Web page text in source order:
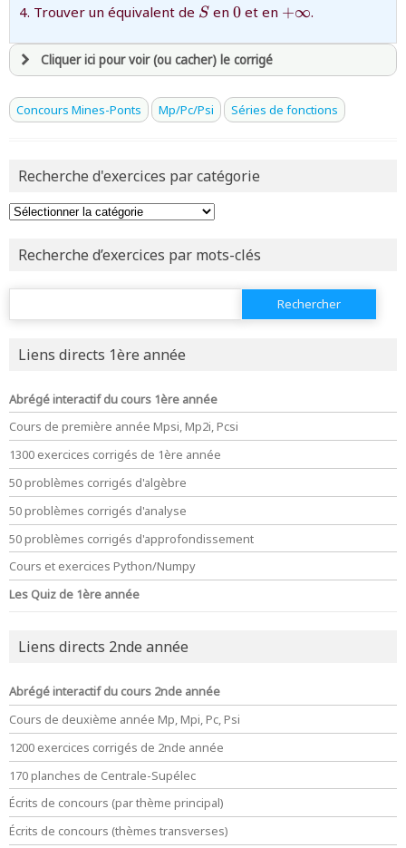
xS(x) - S(x + 1) =
Trouver un équivalent de {S}
S en{0}
0 et en {+\infty}
+∞.
Cliquer ici pour voir (ou cacher) le corrigé
avoirune souscription active sur mathprepa
revenir àla page d'accueil
ou testerla page d'extraits libres
ou consulterle plan du site
Concours Mines-Ponts Mp/Pc/Psi Séries de fonctions
Recherche d'exercices par catégorie
Recherche d’exercices par mots-clés
Rechercher :
Liens directs 1ère année
Abrégé interactif du cours 1ère année
Cours de première année Mpsi, Mp2i, Pcsi
1300 exercices corrigés de 1ère année
50 problèmes corrigés d'algèbre
50 problèmes corrigés d'analyse
50 problèmes corrigés d'approfondissement
Cours et exercices Python/Numpy
Les Quiz de 1ère année
Liens directs 2nde année
Abrégé interactif du cours 2nde année
Cours de deuxième année Mp, Mpi, Pc, Psi
1200 exercices corrigés de 2nde année
170 planches de Centrale-Supélec
Écrits de concours (par thème principal)
Écrits de concours (thèmes transverses)